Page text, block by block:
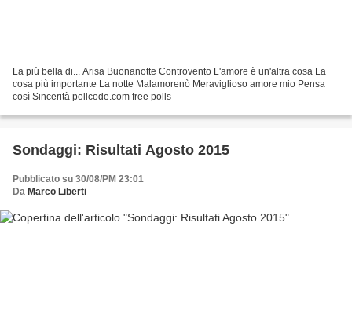
La più bella di... Arisa Buonanotte Controvento L'amore è un'altra cosa La
cosa più importante La notte Malamorenò Meraviglioso amore mio Pensa
così Sincerità pollcode.com free polls
Sondaggi: Risultati Agosto 2015
Pubblicato su 30/08/PM 23:01
Da Marco Liberti